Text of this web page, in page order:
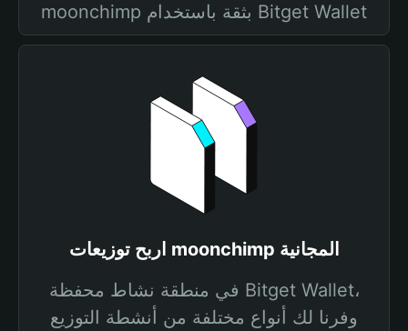
moonchimp بثقة باستخدام Bitget Wallet
اربح توزيعات moonchimp المجانية
في منطقة نشاط محفظة Bitget Wallet،
وفرنا لك أنواع مختلفة من أنشطة التوزيع